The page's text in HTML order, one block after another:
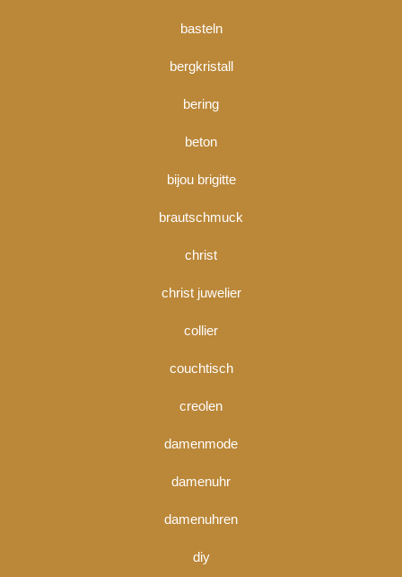
basteln
bergkristall
bering
beton
bijou brigitte
brautschmuck
christ
christ juwelier
collier
couchtisch
creolen
damenmode
damenuhr
damenuhren
diy